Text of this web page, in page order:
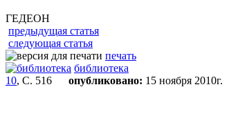
ГЕДЕОН
предыдущая статья
следующая статья
печать
библиотека
10, С. 516 опубликовано: 15 ноября 2010г.